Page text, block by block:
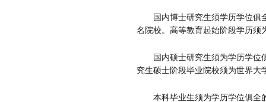
国内博士研究生须学历学位俱
名院校。高等教育起始阶段学历须
国内硕士研究生须为学历学
究生硕士阶段毕业院校须为世界大
本科毕业生须为学历学位俱全